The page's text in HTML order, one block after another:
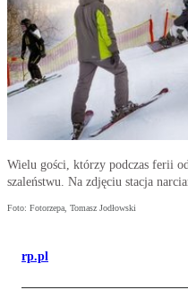
Wielu gości, którzy podczas ferii
szaleństwu. Na zdjęciu stacja
Foto: Fotorzepa, Tomasz Jodłowski
rp.pl